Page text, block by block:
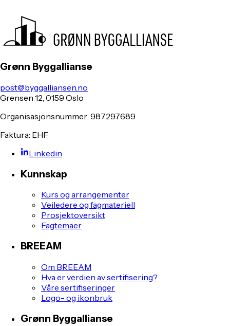
Grønn Byggallianse
post@byggalliansen.no
Grensen 12, 0159 Oslo
Organisasjonsnummer: 987297689
Faktura: EHF
Linkedin
Kunnskap
Kurs og arrangementer
Veiledere og fagmateriell
Prosjektoversikt
Fagtemaer
BREEAM
Om BREEAM
Hva er verdien av sertifisering?
Våre sertifiseringer
Logo- og ikonbruk
Grønn Byggallianse